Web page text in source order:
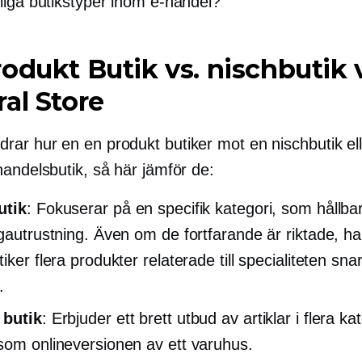
Butik vs. nischbutik
Store
hur en en produkt butiker mot en nischbutik
så här jämför de:
: Fokuserar på en specifik kategori, som
Även om de fortfarande är riktade,
flera produkter relaterade till specialiteten
butik: Erbjuder ett brett utbud av artiklar i flera
onlineversionen av ett varuhus.